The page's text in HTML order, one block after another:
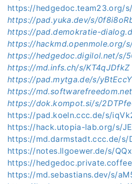
https://hedgedoc.team23.org/s/
https://pad.yuka.dev/s/
https://pad.demokratie-
https://hackmd.openmole.org/
https://hedgedoc.digilol.net/s/
https://md.infs.ch/s/KT4qJDfkZ
https://pad.mytga.de/s/
https://
https://dok.kompot.si/s/
https://pad.koeln.ccc.de/s/
https://hack.utopia-lab.org/s/
https://md.darmstadt.ccc.de/s/
https://notes.llgoewer.de/s/
https://
https://md.sebastians.dev/s/